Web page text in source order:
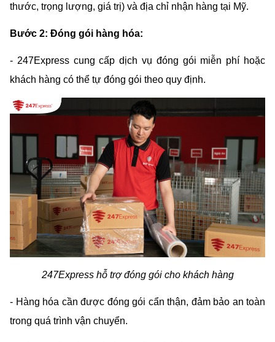
thước, trọng lượng, giá trị) và địa chỉ nhận hàng tại Mỹ.
Bước 2: Đóng gói hàng hóa:
- 247Express cung cấp dịch vụ đóng gói miễn phí hoặc
khách hàng có thể tự đóng gói theo quy định.
247Express hỗ trợ đóng gói cho khách hàng
- Hàng hóa cần được đóng gói cẩn thận, đảm bảo an toàn
trong quá trình vận chuyển.